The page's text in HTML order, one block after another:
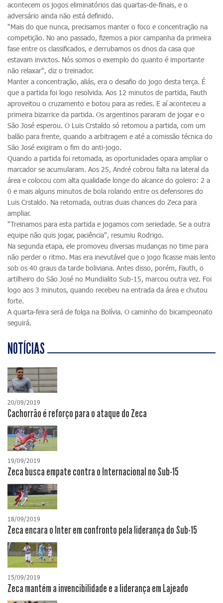
acontecem os jogos eliminatórios das quartas-de-finais, e o
adversário ainda não está definido.
"Mais do que nunca, precisamos manter o foco e concentração na
competição. No ano passado, fizemos a pior campanha da primeira
fase entre os classificados, e derrubamos os dnos da casa que
estavam invictos. Nós somos o exemplo do quanto é importante
não relaxar", diz o treinador.
Manter a concentração, aliás, era o desafio do jogo desta terça. É
que a partida foi logo resolvida. Aos 12 minutos de partida, Fauth
aproveitou o cruzamento e botou para as redes. E aí aconteceu a
primeira bizarrice da partida. Os argentinos pararam de jogar e o
São José esperou. O Luis Crstaldo só retomou a partida, com um
balão para frente, quando a arbitragem e até a comissão técnica do
São José exigiram o fim do anti-jogo.
Quando a partida foi retomada, as oportunidades opara ampliar o
marcador se acumularam. Aos 25, André cobrou falta na lateral da
área e colocou com alta qualidade longe do alcance do goleiro: 2 a
0 e mais alguns minutos de bola rolando entre os defensores do
Luis Crstaldo. Na retomada, outras duas chances do Zeca para
ampliar.
"Treinamos para esta partida e jogamos com seriedade. Se a outra
equipe não quis jogar, paciência", resumiu Rodrigo.
Na segunda etapa, ele promoveu diversas mudanças no time para
não perder o ritmo. Mas era inevutável que o jogo ficasse mais lento
sob os 40 graus da tarde boliviana. Antes disso, porém, Fauth, o
artilheiro do São José no Mundialito Sub-15, marcou outra vez. Foi
logo aos 3 minutos, quando recebeu na entrada da área e chutou
forte.
A quarta-feira será de folga na Bolívia. O caminho do bicampeonato
seguirá.
NOTÍCIAS
20/09/2019
Cachorrão é reforço para o ataque do Zeca
19/09/2019
Zeca busca empate contra o Internacional no Sub-15
18/09/2019
Zeca encara o Inter em confronto pela liderança do Sub-15
15/09/2019
Zeca mantém a invencibilidade e a liderança em Lajeado